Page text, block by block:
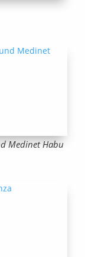
Medinet Habu